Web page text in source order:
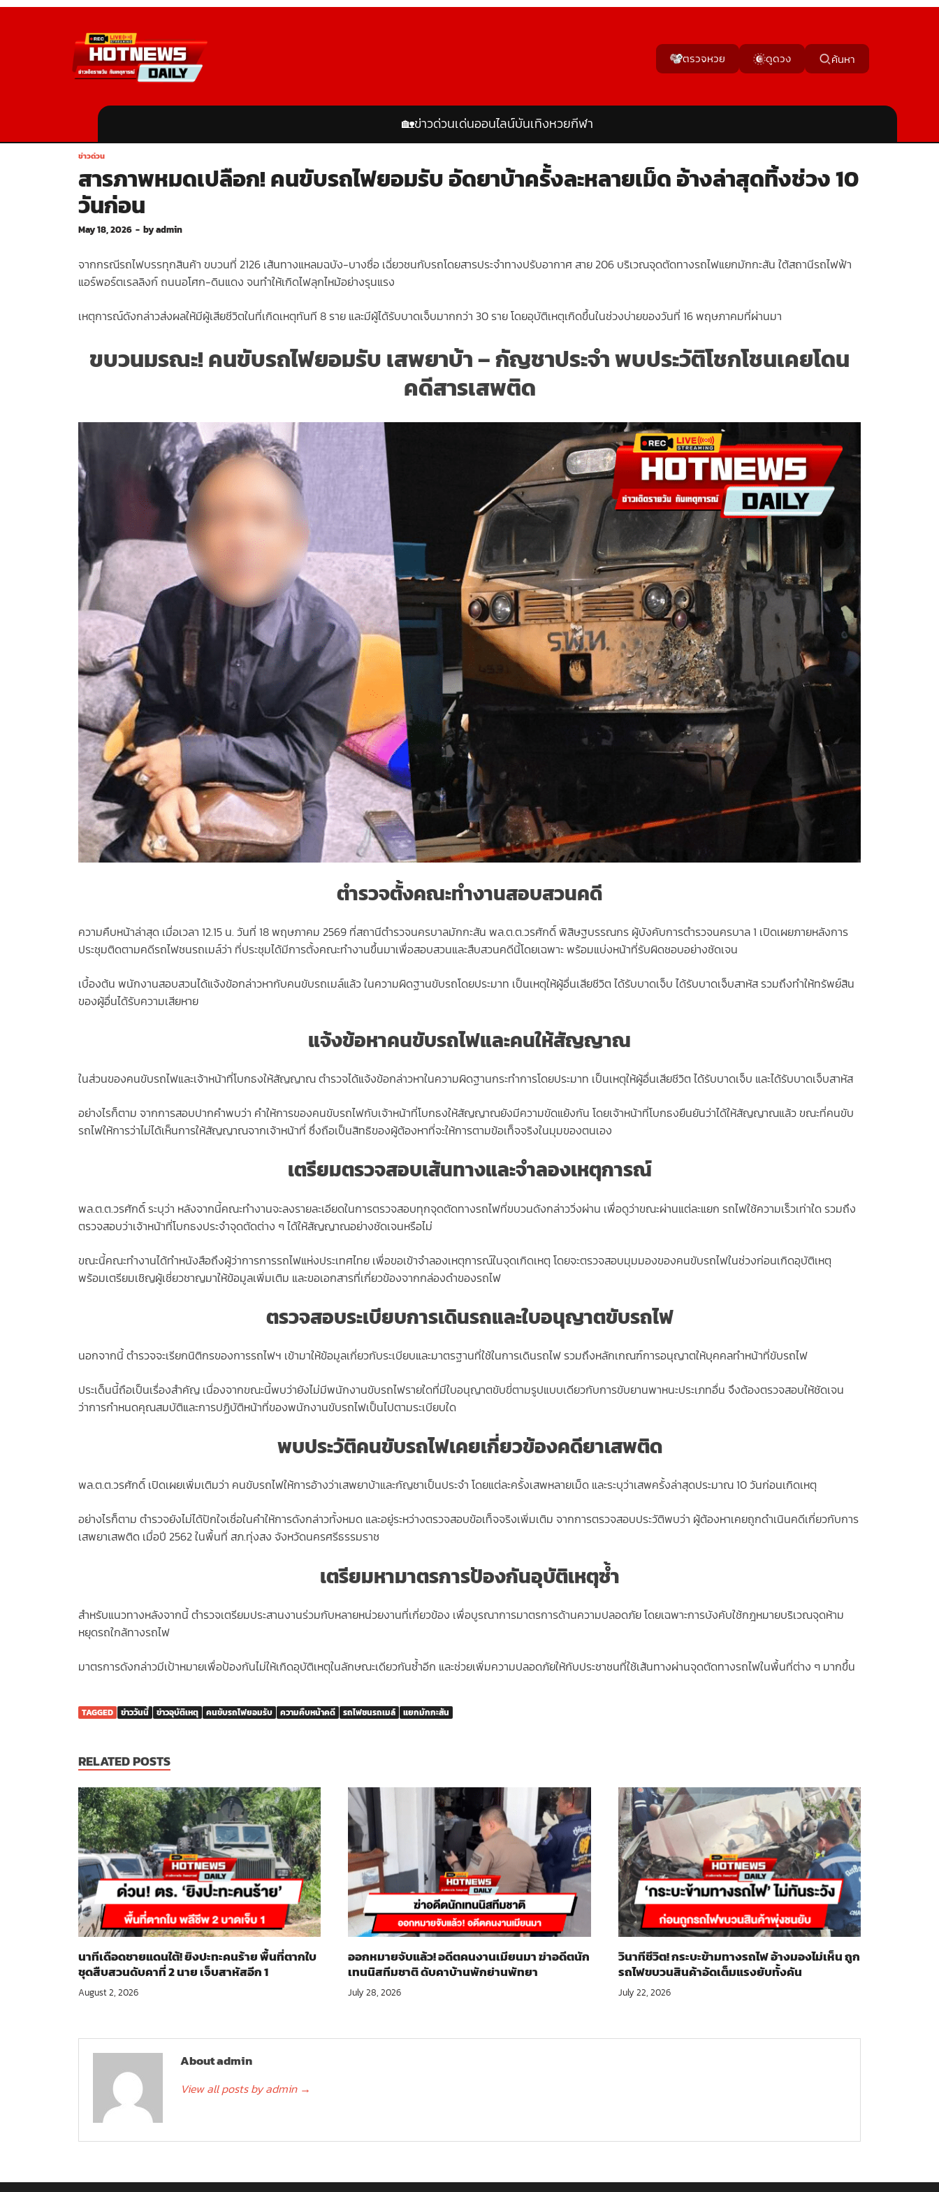
ตรวจหวย ดูดวง ค้นหา
🏡ข่าวด่วนเด่นออนไลน์บันเทิงหวยกีฬา
ข่าวด่วน
สารภาพหมดเปลือก! คนขับรถไฟยอมรับ อัดยาบ้าครั้งละหลายเม็ด อ้างล่าสุดทิ้งช่วง 10
วันก่อน
May 18, 2026 - byadmin
จากกรณีรถไฟบรรทุกสินค้า ขบวนที่ 2126 เส้นทางแหลมฉบัง-บางซื่อ เฉี่ยวชนกับรถโดยสารประจำทางปรับอากาศ สาย 206 บริเวณจุดตัดทางรถไฟแยกมักกะสัน ใต้สถานีรถไฟฟ้า
แอร์พอร์ตเรลลิงก์ ถนนอโศก-ดินแดง จนทำให้เกิดไฟลุกไหม้อย่างรุนแรง
เหตุการณ์ดังกล่าวส่งผลให้มีผู้เสียชีวิตในที่เกิดเหตุทันที 8 ราย และมีผู้ได้รับบาดเจ็บมากกว่า 30 ราย โดยอุบัติเหตุเกิดขึ้นในช่วงบ่ายของวันที่ 16 พฤษภาคมที่ผ่านมา
ขบวนมรณะ! คนขับรถไฟยอมรับ เสพยาบ้า – กัญชาประจำ พบประวัติโชกโชนเคยโดน
คดีสารเสพติด
ตำรวจตั้งคณะทำงานสอบสวนคดี
ความคืบหน้าล่าสุด เมื่อเวลา 12.15 น. วันที่ 18 พฤษภาคม 2569 ที่สถานีตำรวจนครบาลมักกะสัน พล.ต.ต.วรศักดิ์ พิสิษฐบรรณกร ผู้บังคับการตำรวจนครบาล 1 เปิดเผยภายหลังการ
ประชุมติดตามคดีรถไฟชนรถเมล์ว่า ที่ประชุมได้มีการตั้งคณะทำงานขึ้นมาเพื่อสอบสวนและสืบสวนคดีนี้โดยเฉพาะ พร้อมแบ่งหน้าที่รับผิดชอบอย่างชัดเจน
เบื้องต้น พนักงานสอบสวนได้แจ้งข้อกล่าวหากับคนขับรถเมล์แล้ว ในความผิดฐานขับรถโดยประมาท เป็นเหตุให้ผู้อื่นเสียชีวิต ได้รับบาดเจ็บ ได้รับบาดเจ็บสาหัส รวมถึงทำให้ทรัพย์สิน
ของผู้อื่นได้รับความเสียหาย
แจ้งข้อหาคนขับรถไฟและคนให้สัญญาณ
ในส่วนของคนขับรถไฟและเจ้าหน้าที่โบกธงให้สัญญาณ ตำรวจได้แจ้งข้อกล่าวหาในความผิดฐานกระทำการโดยประมาท เป็นเหตุให้ผู้อื่นเสียชีวิต ได้รับบาดเจ็บ และได้รับบาดเจ็บสาหัส
อย่างไรก็ตาม จากการสอบปากคำพบว่า คำให้การของคนขับรถไฟกับเจ้าหน้าที่โบกธงให้สัญญาณยังมีความขัดแย้งกัน โดยเจ้าหน้าที่โบกธงยืนยันว่าได้ให้สัญญาณแล้ว ขณะที่คนขับ
รถไฟให้การว่าไม่ได้เห็นการให้สัญญาณจากเจ้าหน้าที่ ซึ่งถือเป็นสิทธิของผู้ต้องหาที่จะให้การตามข้อเท็จจริงในมุมของตนเอง
เตรียมตรวจสอบเส้นทางและจำลองเหตุการณ์
พล.ต.ต.วรศักดิ์ ระบุว่า หลังจากนี้คณะทำงานจะลงรายละเอียดในการตรวจสอบทุกจุดตัดทางรถไฟที่ขบวนดังกล่าววิ่งผ่าน เพื่อดูว่าขณะผ่านแต่ละแยก รถไฟใช้ความเร็วเท่าใด รวมถึง
ตรวจสอบว่าเจ้าหน้าที่โบกธงประจำจุดตัดต่าง ๆ ได้ให้สัญญาณอย่างชัดเจนหรือไม่
ขณะนี้คณะทำงานได้ทำหนังสือถึงผู้ว่าการการรถไฟแห่งประเทศไทย เพื่อขอเข้าจำลองเหตุการณ์ในจุดเกิดเหตุ โดยจะตรวจสอบมุมมองของคนขับรถไฟในช่วงก่อนเกิดอุบัติเหตุ
พร้อมเตรียมเชิญผู้เชี่ยวชาญมาให้ข้อมูลเพิ่มเติม และขอเอกสารที่เกี่ยวข้องจากกล่องดำของรถไฟ
ตรวจสอบระเบียบการเดินรถและใบอนุญาตขับรถไฟ
นอกจากนี้ ตำรวจจะเรียกนิติกรของการรถไฟฯ เข้ามาให้ข้อมูลเกี่ยวกับระเบียบและมาตรฐานที่ใช้ในการเดินรถไฟ รวมถึงหลักเกณฑ์การอนุญาตให้บุคคลทำหน้าที่ขับรถไฟ
ประเด็นนี้ถือเป็นเรื่องสำคัญ เนื่องจากขณะนี้พบว่ายังไม่มีพนักงานขับรถไฟรายใดที่มีใบอนุญาตขับขี่ตามรูปแบบเดียวกับการขับยานพาหนะประเภทอื่น จึงต้องตรวจสอบให้ชัดเจน
ว่าการกำหนดคุณสมบัติและการปฏิบัติหน้าที่ของพนักงานขับรถไฟเป็นไปตามระเบียบใด
พบประวัติคนขับรถไฟเคยเกี่ยวข้องคดียาเสพติด
พล.ต.ต.วรศักดิ์ เปิดเผยเพิ่มเติมว่า คนขับรถไฟให้การอ้างว่าเสพยาบ้าและกัญชาเป็นประจำ โดยแต่ละครั้งเสพหลายเม็ด และระบุว่าเสพครั้งล่าสุดประมาณ 10 วันก่อนเกิดเหตุ
อย่างไรก็ตาม ตำรวจยังไม่ได้ปักใจเชื่อในคำให้การดังกล่าวทั้งหมด และอยู่ระหว่างตรวจสอบข้อเท็จจริงเพิ่มเติม จากการตรวจสอบประวัติพบว่า ผู้ต้องหาเคยถูกดำเนินคดีเกี่ยวกับการ
เสพยาเสพติด เมื่อปี 2562 ในพื้นที่ สภ.ทุ่งสง จังหวัดนครศรีธรรมราช
เตรียมหามาตรการป้องกันอุบัติเหตุซ้ำ
สำหรับแนวทางหลังจากนี้ ตำรวจเตรียมประสานงานร่วมกับหลายหน่วยงานที่เกี่ยวข้อง เพื่อบูรณาการมาตรการด้านความปลอดภัย โดยเฉพาะการบังคับใช้กฎหมายบริเวณจุดห้าม
หยุดรถใกล้ทางรถไฟ
มาตรการดังกล่าวมีเป้าหมายเพื่อป้องกันไม่ให้เกิดอุบัติเหตุในลักษณะเดียวกันซ้ำอีก และช่วยเพิ่มความปลอดภัยให้กับประชาชนที่ใช้เส้นทางผ่านจุดตัดทางรถไฟในพื้นที่ต่าง ๆ มากขึ้น
TAGGED ข่าววันนี้ ข่าวอุบัติเหตุ คนขับรถไฟยอมรับ ความคืบหน้าคดี รถไฟชนรถเมล์ แยกมักกะสัน
RELATED POSTS
นาทีเดือดชายแดนใต้! ยิงปะทะคนร้าย พื้นที่ตากใบ
ชุดสืบสวนดับคาที่ 2 นาย เจ็บสาหัสอีก 1
August 2, 2026
ออกหมายจับแล้ว! อดีตคนงานเมียนมา ฆ่าอดีตนัก
เทนนิสทีมชาติ ดับคาบ้านพักย่านพัทยา
July 28, 2026
วินาทีชีวิต! กระบะข้ามทางรถไฟ อ้างมองไม่เห็น ถูก
รถไฟขบวนสินค้าอัดเต็มแรงยับทั้งคัน
July 22, 2026
About admin
View all posts by admin →